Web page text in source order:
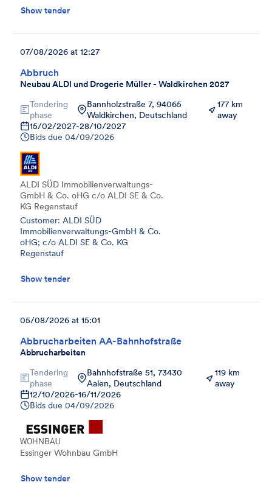
Show tender
Abbruch
Neubau ALDI und Drogerie Müller - Waldkirchen 2027
07/08/2026 at 12:27
Tendering
phase
Bannholzstraße 7, 94065
Waldkirchen, Deutschland
177 km
away
15/02/2027-28/10/2027
Bids due 04/09/2026
ALDI SÜD Immobilienverwaltungs-
GmbH & Co. oHG c/o ALDI SE & Co.
KG Regenstauf
Customer: ALDI SÜD
Immobilienverwaltungs-GmbH & Co.
oHG; c/o ALDI SE & Co. KG
Regenstauf
Show tender
Abbrucharbeiten AA-Bahnhofstraße
Abbrucharbeiten
05/08/2026 at 15:01
Tendering
phase
Bahnhofstraße 51, 73430
Aalen, Deutschland
119 km
away
12/10/2026-16/11/2026
Bids due 04/09/2026
Essinger Wohnbau GmbH
Show tender